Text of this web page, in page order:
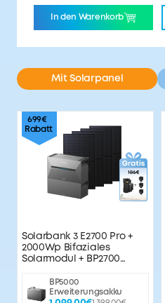
In den Warenkorb
Mit Solarpanel
699€
Rabatt
Solarbank 3 E2700 Pro +
2000Wp Bifaziales
Solarmodul + BP2700
BP5000
Erweiterungsakku